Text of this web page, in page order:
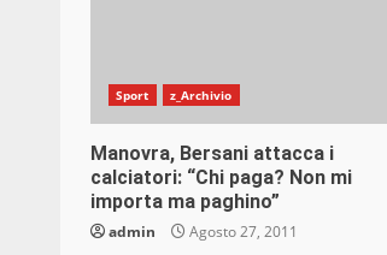
Sport z_Archivio
Manovra, Bersani attacca i
calciatori: “Chi paga? Non mi
importa ma paghino”
admin Agosto 27, 2011